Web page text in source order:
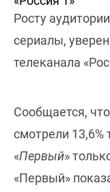
Росту
сериалы,
телеканала
Сообщается, что
смотрели 13,6%
«Первый»
«Первый»